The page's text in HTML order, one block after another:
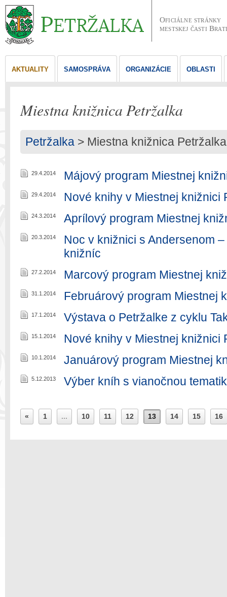
Oficiálne stránky
mestskej časti
AKTUALITY SAMOSPRÁVA ORGANIZÁCIE OBLASTI
Miestna knižnica Petržalka
Petržalka > Miestna knižnica Petržalka
29.4.2014 Májový program Miestnej
29.4.2014 Nové knihy v Miestnej knižnici
24.3.2014 Aprílový program Miestnej
20.3.2014
Noc v knižnici s Andersenom
knižníc
27.2.2014 Marcový program Miestnej
31.1.2014 Februárový program Miestnej
17.1.2014 Výstava o Petržalke z cyklu
15.1.2014 Nové knihy v Miestnej knižnici
10.1.2014 Januárový program Miestnej
5.12.2013 Výber kníh s vianočnou
« 1 ... 10 11 12 13 14 15 16